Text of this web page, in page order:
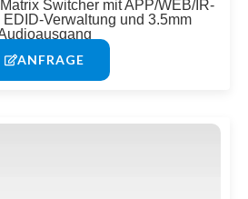
Switcher mit APP/WEB/IR-
Verwaltung und 3.5mm
ANFRAGE